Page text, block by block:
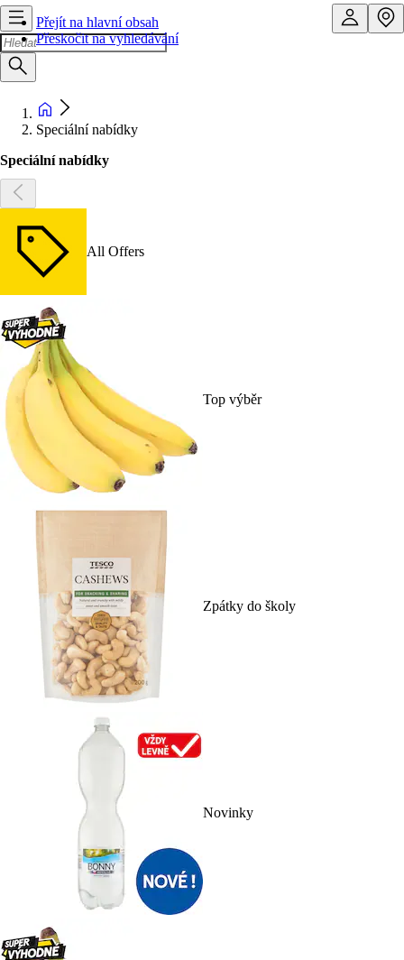
Přejít na hlavní obsah
Přeskočit na vyhledávání
Speciální nabídky
Speciální nabídky
All Offers
Top výběr
Zpátky do školy
Novinky